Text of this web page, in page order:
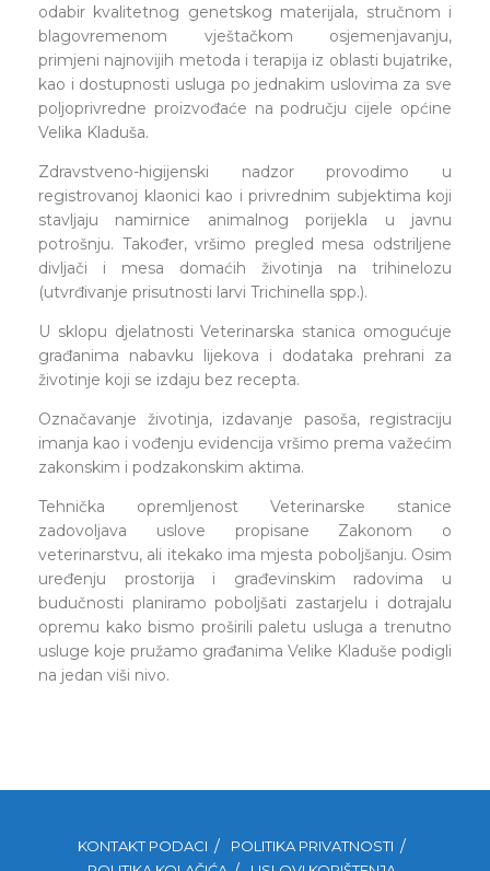
odabir kvalitetnog genetskog materijala, stručnom i
blagovremenom vještačkom osjemenjavanju,
primjeni najnovijih metoda i terapija iz oblasti bujatrike,
kao i dostupnosti usluga po jednakim uslovima za sve
poljoprivredne proizvođaće na području cijele općine
Velika Kladuša.
Zdravstveno-higijenski nadzor provodimo u
registrovanoj klaonici kao i privrednim subjektima koji
stavljaju namirnice animalnog porijekla u javnu
potrošnju. Također, vršimo pregled mesa odstriljene
divljači i mesa domaćih životinja na trihinelozu
(utvrđivanje prisutnosti larvi Trichinella spp.).
U sklopu djelatnosti Veterinarska stanica omogućuje
građanima nabavku lijekova i dodataka prehrani za
životinje koji se izdaju bez recepta.
Označavanje životinja, izdavanje pasoša, registraciju
imanja kao i vođenju evidencija vršimo prema važećim
zakonskim i podzakonskim aktima.
Tehnička opremljenost Veterinarske stanice
zadovoljava uslove propisane Zakonom o
veterinarstvu, ali itekako ima mjesta poboljšanju. Osim
uređenju prostorija i građevinskim radovima u
budučnosti planiramo poboljšati zastarjelu i dotrajalu
opremu kako bismo proširili paletu usluga a trenutno
usluge koje pružamo građanima Velike Kladuše podigli
na jedan viši nivo.
KONTAKT PODACI
POLITIKA PRIVATNOSTI